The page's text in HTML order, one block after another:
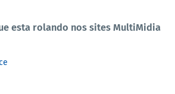
esta rolando nos sites MultiMidia